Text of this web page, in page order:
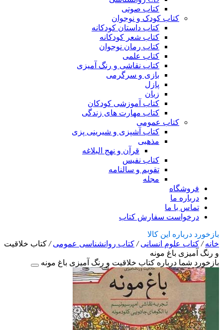
کتاب صوتی
کتاب کودک و نوجوان
کتاب داستان کودکانه
کتاب شعر کودکانه
کتاب رمان نوجوان
کتاب علمی
کتاب نقاشی و رنگ آمیزی
بازی و سرگرمی
پازل
زبان
کتاب آموزشی کودکان
کتاب مهارت های زندگی
کتاب عمومی
کتاب آشپزی و شیرینی پزی
مذهبی
قرآن و نهج البلاغه
کتاب نفیس
تقویم و سالنامه
مجله
فروشگاه
درباره ما
تماس با ما
درخواست سفارش کتاب
بازخورد درباره این کالا
خانه/ کتاب علوم انسانی/ کتاب روانشناسی عمومی/ کتاب خلاقیت
و رنگ آمیزی باغ مونه
بازخورد شما درباره کتاب خلاقیت و رنگ آمیزی باغ مونه